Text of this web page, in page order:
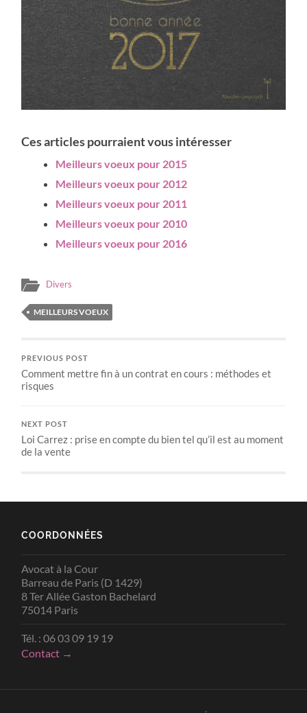
Ces articles pourraient vous intéresser
Meilleurs voeux pour 2015
Meilleurs voeux pour 2012
Meilleurs voeux pour 2011
Meilleurs voeux pour 2010
Meilleurs voeux pour 2016
Divers
MEILLEURS VOEUX
PREVIOUS POST
Comment mettre fin à un contrat en cours : méthodes et
risques
NEXT POST
Loi Carrez : prise en compte du bien tel qu’il est au moment
de la vente
COORDONNÉES
Avocat à la Cour
Barreau de Paris (D 1429)
8 Ter Allée Gaston Bachelard
75014 Paris
Tél. : 06 03 09 19 19
Contact →